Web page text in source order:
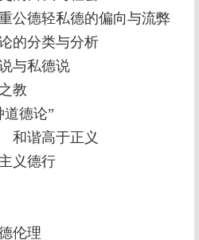
德轻私德的偏向与流弊
的分类与分析
与私德说
教
德论”
谐高于正义
义德行
伦理